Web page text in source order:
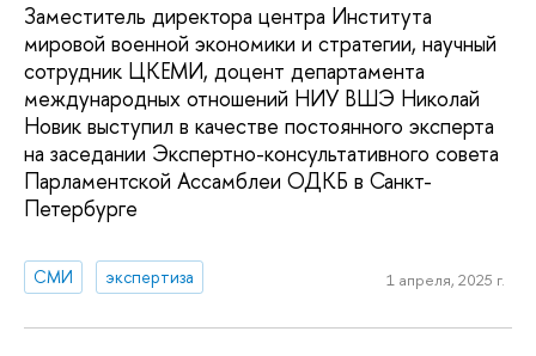
Заместитель директора центра Института
мировой военной экономики и стратегии, научный
сотрудник ЦКЕМИ, доцент департамента
международных отношений НИУ ВШЭ Николай
Новик выступил в качестве постоянного эксперта
на заседании Экспертно-консультативного совета
Парламентской Ассамблеи​ ОДКБ в Санкт-
Петербурге
СМИ экспертиза 1 апреля, 2025 г.